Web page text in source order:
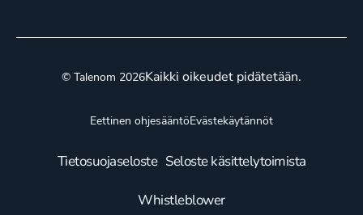
© Talenom 2026Kaikki oikeudet pidätetään.
Eettinen ohjesääntöEvästekäytännöt
Tietosuojaseloste Seloste käsittelytoimista
Whistleblower